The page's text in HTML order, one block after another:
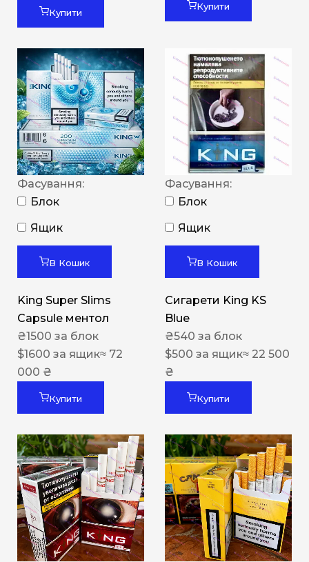
Купити
Купити
Фасування:
Блок
Ящик
В Кошик
King Super Slims
Capsule ментол
₴1500 за блок
$1600 за ящик≈ 72
000 ₴
Купити
Фасування:
Блок
Ящик
В Кошик
Сигарети King KS
Blue
₴540 за блок
$500 за ящик≈ 22 500
₴
Купити